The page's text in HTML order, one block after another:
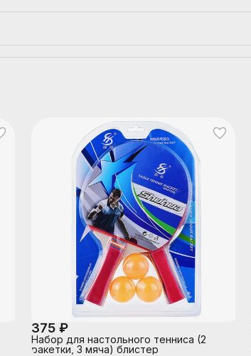
375 ₽
Набор для настольного тенниса (2
ракетки, 3 мяча) блистер